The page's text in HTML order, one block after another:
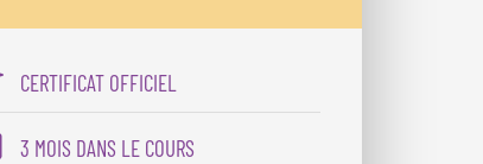
CERTIFICAT OFFICIEL
3 MOIS DANS LE COURS